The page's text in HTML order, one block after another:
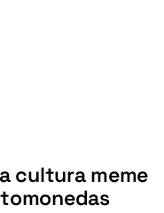
cultura meme